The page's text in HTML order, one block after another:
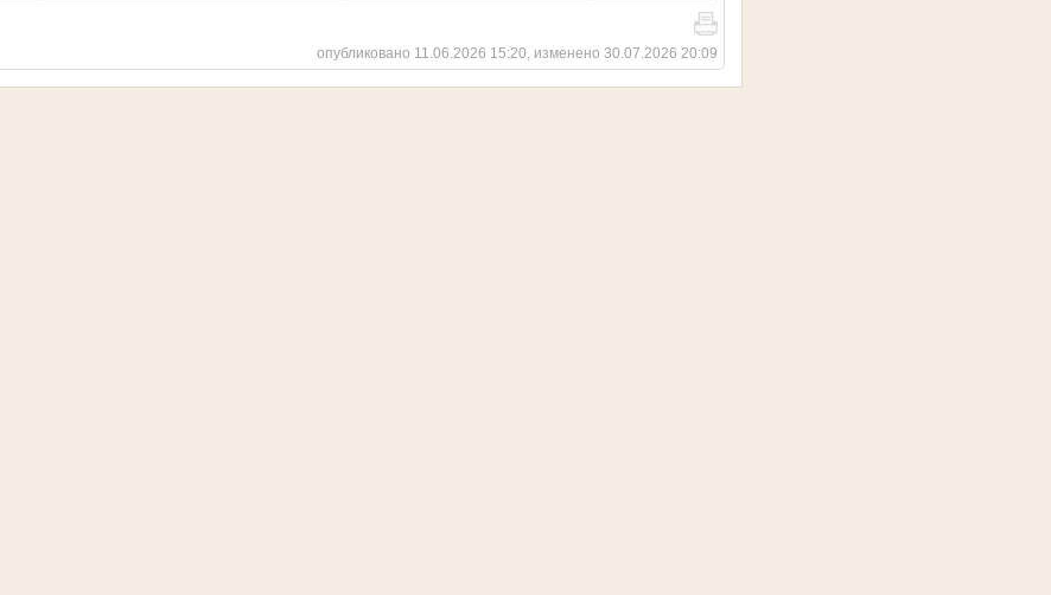
опубликовано 11.06.2026 15:20, изменено 30.07.2026 20:09